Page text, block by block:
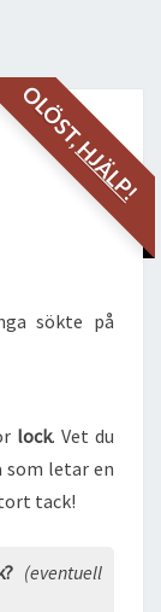
OLÖST,
HJÄLP!
sökte på
lock. Vet du
som letar en
tack!
(eventuell